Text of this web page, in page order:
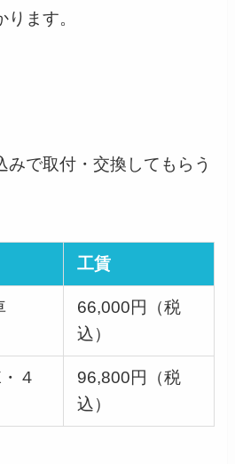
ます。
みで取付・交換してもらう
工賃
66,000円（税
込）
４
96,800円（税
込）